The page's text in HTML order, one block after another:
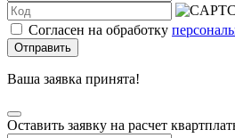
Согласен на обработку
Отправить
Ваша заявка принята!
Оставить заявку на расчет